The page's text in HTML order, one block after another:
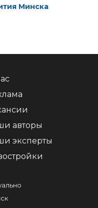
Минска
авторы
эксперты